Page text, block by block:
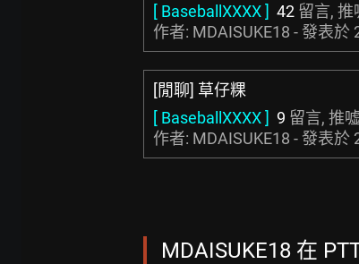
[ BaseballXXXX ] 42 留言, 推
作者: MDAISUKE18 - 發表於
[閒聊] 草仔粿
[ BaseballXXXX ] 9 留言, 推
作者: MDAISUKE18 - 發表於
MDAISUKE18 在